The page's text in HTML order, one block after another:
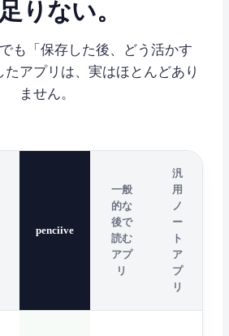
りない。
も「保存した後、どう活かす
たアプリは、実はほとんどあり
ません。
penciive
一般
的な
後で
読む
アプ
リ
汎
用
ノ
ー
ト
ア
プ
リ